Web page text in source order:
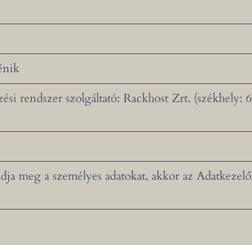
rendszer szolgáltató: Rackhost Zrt. (székhely:
meg a személyes adatokat, akkor az